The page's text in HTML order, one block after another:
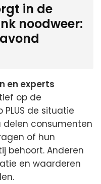
in de
noodweer:
en experts
op de
de situatie
delen consumenten
of hun
behoort. Anderen
en waarderen